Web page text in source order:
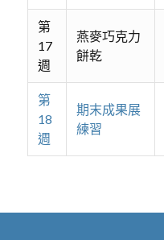
第
17
週
燕麥巧克力
餅乾
第
18
週
期末成果展
練習